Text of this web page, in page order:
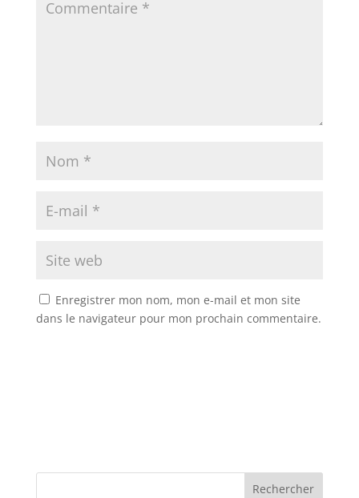
Enregistrer mon nom, mon e-mail et mon site
dans le navigateur pour mon prochain commentaire.